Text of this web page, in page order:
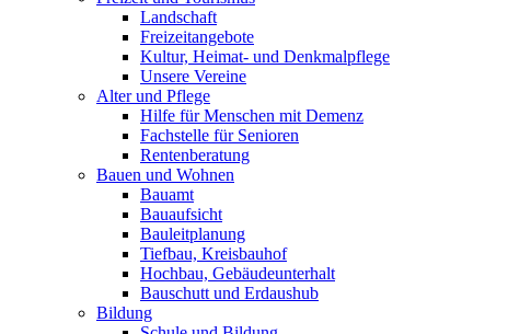
Landschaft
Freizeitangebote
Kultur, Heimat- und Denkmalpflege
Unsere Vereine
Alter und Pflege
Hilfe für Menschen mit Demenz
Fachstelle für Senioren
Rentenberatung
Bauen und Wohnen
Bauamt
Bauaufsicht
Bauleitplanung
Tiefbau, Kreisbauhof
Hochbau, Gebäudeunterhalt
Bauschutt und Erdaushub
Bildung